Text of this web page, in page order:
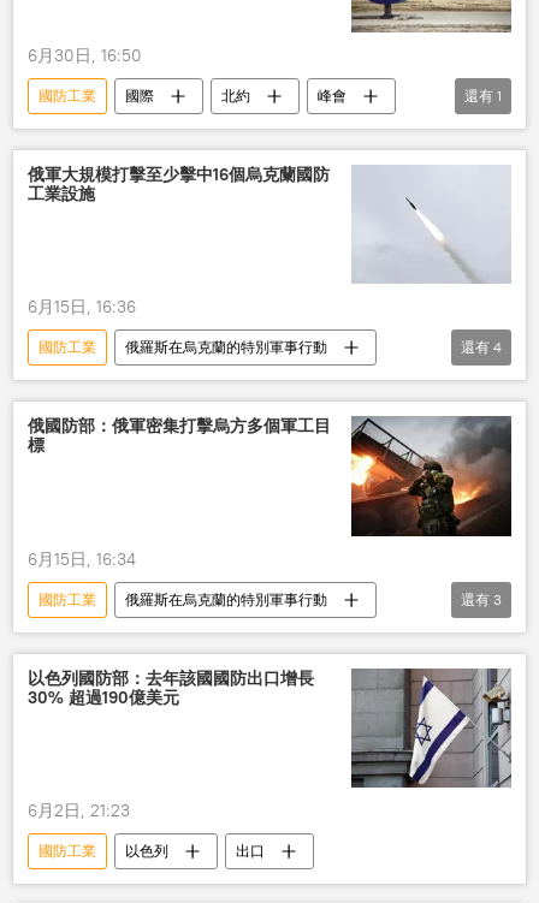
6月30日, 16:50
國防工業 國際 北約
峰會
土耳其
還有 1
俄軍大規模打擊至少擊中16個烏克蘭國防
工業設施
6月15日, 16:36
國防工業
俄羅斯在烏克蘭的特別軍事行動
俄羅斯
烏克蘭 打擊 設施
還有 4
俄國防部：俄軍密集打擊烏方多個軍工目
標
6月15日, 16:34
國防工業
俄羅斯在烏克蘭的特別軍事行動
巡航導彈
雷達 無人機
還有 3
以色列國防部：去年該國國防出口增長
30% 超過190億美元
6月2日, 21:23
國防工業 以色列 出口